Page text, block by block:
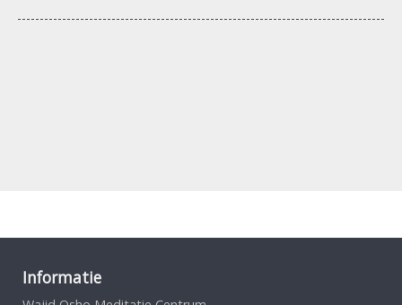
Informatie